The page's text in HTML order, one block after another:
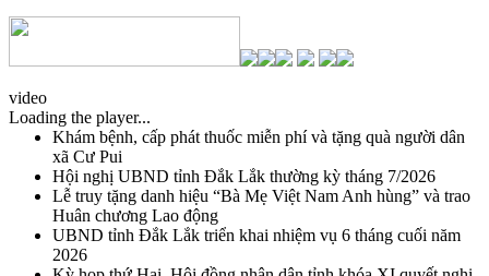
video
Loading the player...
Khám bệnh, cấp phát thuốc miễn phí và tặng quà người dân
xã Cư Pui
Hội nghị UBND tỉnh Đắk Lắk thường kỳ tháng 7/2026
Lễ truy tặng danh hiệu “Bà Mẹ Việt Nam Anh hùng” và trao
Huân chương Lao động
UBND tỉnh Đắk Lắk triển khai nhiệm vụ 6 tháng cuối năm
2026